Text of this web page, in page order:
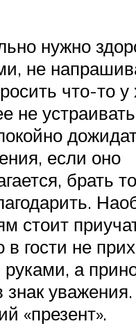
нужно
не
что-то у
не
если оно
брать
стоит
в гости не
а
знак
«презент».